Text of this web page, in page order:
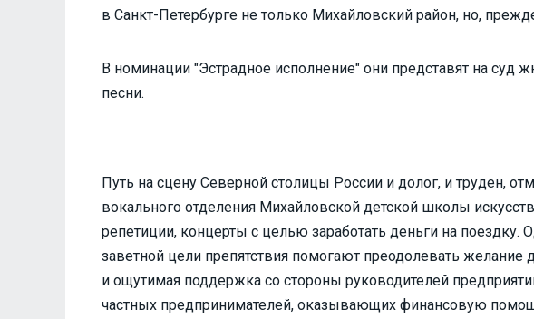
в Санкт-Петербурге не только Михайловский район, но,
В номинации "Эстрадное исполнение" они представят на суд
песни.
Путь на сцену Северной столицы России и долог, и труден,
вокального отделения Михайловской детской школы
репетиции, концерты с целью заработать деньги на поездку.
заветной цели препятствия помогают преодолевать желание
и ощутимая поддержка со стороны руководителей
частных предпринимателей, оказывающих финансовую